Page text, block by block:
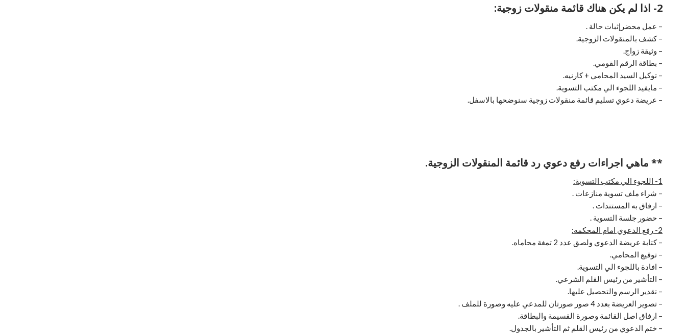
2- اذا لم يكن هناك قائمة منقولات زوجية:
– عمل محضرإثبات حالة .
– كشف بالمنقولات الزوجية.
– وثيقة زواج.
– بطاقة الرقم القومي.
– توكيل السيد المحامي + كارنيه.
– مايفيد اللجوء الي مكتب التسوية.
– عريضة دعوي تسليم قائمة منقولات زوجية سنوضحها بالاسفل.
** ماهي اجراءات رفع دعوي رد قائمة المنقولات الزوجية.
1- اللجوء الي مكتب التسوية:
– شراء ملف تسوية منازعات .
– ارفاق به المستندات .
– حضور جلسة التسوية .
2- رفع الدعوي امام المحكمه:
– كتابة عريضة الدعوي ولصق عدد 2 تمغة محاماه.
– توقيع المحامي.
– افادة باللجوء الي التسوية.
– التأشير من رئيس القلم الشرعي.
– تقدير الرسم والتحصيل عليها.
– تصوير العريضة بعدد 4 صور صورتان للمدعي عليه وصورة للملف .
– ارفاق اصل القائمة وصورة القسيمة والبطاقة.
– ختم الدعوي من رئيس القلم ثم التأشير بالجدول.